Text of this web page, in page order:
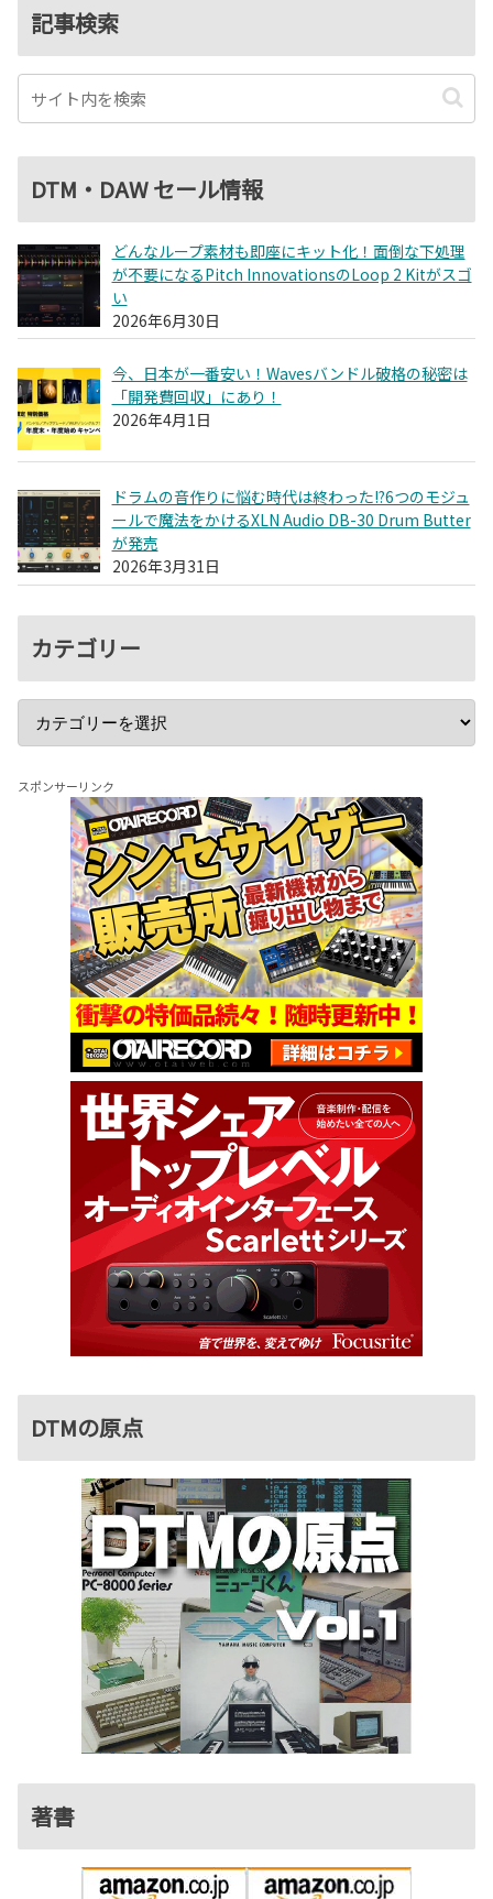
記事検索
DTM・DAW セール情報
どんなループ素材も即座にキット化！面倒な下処理
が不要になるPitch InnovationsのLoop 2 Kitがスゴ
い
2026年6月30日
今、日本が一番安い！Wavesバンドル破格の秘密は
「開発費回収」にあり！
2026年4月1日
ドラムの音作りに悩む時代は終わった!?6つのモジュ
ールで魔法をかけるXLN Audio DB-30 Drum Butter
が発売
2026年3月31日
カテゴリー
スポンサーリンク
DTMの原点
著書